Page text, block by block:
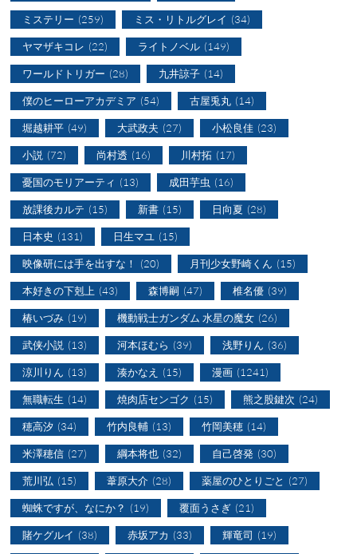
ミステリー (259) ミス・リトルグレイ (34)
ヤマザキコレ (22) ライトノベル (149)
ワールドトリガー (28) 九井諒子 (14)
僕のヒーローアカデミア (54) 古屋兎丸 (14)
堀越耕平 (49) 大武政夫 (27) 小松良佳 (23)
小説 (72) 尚村透 (16) 川村拓 (17)
憂国のモリアーティ (13) 成田芋虫 (16)
放課後カルテ (15) 新書 (15) 日向夏 (28)
日本史 (131) 日生マユ (15)
映像研には手を出すな！ (20) 月刊少女野崎くん (15)
本好きの下剋上 (43) 森博嗣 (47) 椎名優 (39)
椿いづみ (19) 機動戦士ガンダム 水星の魔女 (26)
武侠小説 (13) 河本ほむら (39) 浅野りん (36)
涼川りん (13) 湊かなえ (15) 漫画 (1241)
無職転生 (14) 焼肉店センゴク (15) 熊之股鍵次 (24)
穂高汐 (34) 竹内良輔 (13) 竹岡美穂 (14)
米澤穂信 (27) 綱本将也 (32) 自己啓発 (30)
荒川弘 (15) 葦原大介 (28) 薬屋のひとりごと (27)
蜘蛛ですが、なにか？ (19) 覆面うさぎ (21)
賭ケグルイ (38) 赤坂アカ (33) 輝竜司 (19)